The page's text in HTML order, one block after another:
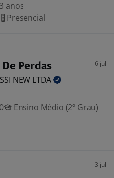
anos
Presencial
De Perdas 6 jul
NEW LTDA
Ensino Médio (2º Grau)
3 jul